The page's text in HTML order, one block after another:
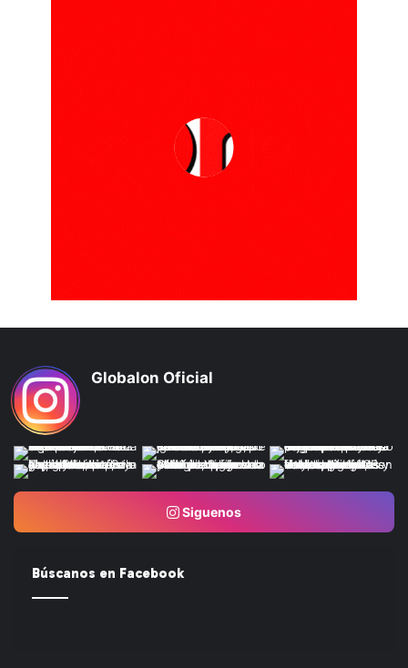
Globalon Oficial
Siguenos
Búscanos en Facebook